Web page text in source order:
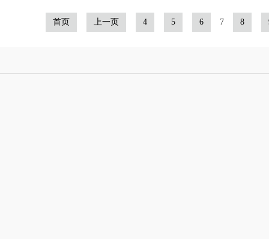
首页 上一页 4 5 6 7 8